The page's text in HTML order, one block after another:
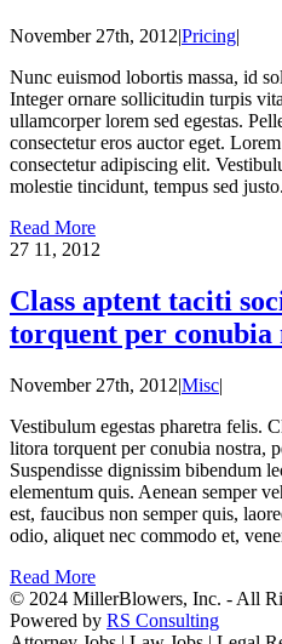
November 27th, 2012|Pricing|
Nunc euismod lobortis massa, id
Integer ornare sollicitudin turpis
ullamcorper lorem sed egestas.
consectetur eros auctor eget.
consectetur adipiscing elit.
molestie tincidunt, tempus sed
Read More
27 11, 2012
Class aptent taciti
torquent per conubia
November 27th, 2012|Misc|
Vestibulum egestas pharetra felis.
litora torquent per conubia nostra,
Suspendisse dignissim bibendum
elementum quis. Aenean semper
est, faucibus non semper quis,
odio, aliquet nec commodo et,
Read More
© 2024 MillerBlowers, Inc. - All
Powered by RS Consulting